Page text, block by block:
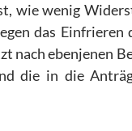
wie wenig
das
nach ebenjenen
die in die